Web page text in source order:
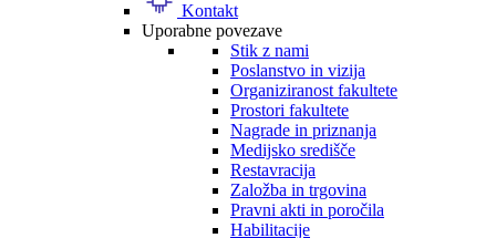
Kontakt
Uporabne povezave
Stik z nami
Poslanstvo in vizija
Organiziranost fakultete
Prostori fakultete
Nagrade in priznanja
Medijsko središče
Restavracija
Založba in trgovina
Pravni akti in poročila
Habilitacije